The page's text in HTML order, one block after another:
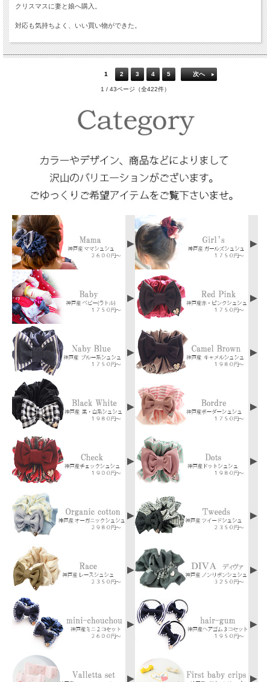
クリスマスに妻と娘へ購入。
対応も気持ちよく、いい買い物ができた。
1 2 3 4 5 次へ
1 / 43ページ（全422件）